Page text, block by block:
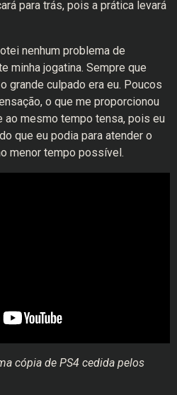
para trás, pois a prática levará
nenhum problema de
minha jogatina. Sempre que
grande culpado era eu. Poucos
o que me proporcionou
ao mesmo tempo tensa, pois eu
que eu podia para atender o
menor tempo possível.
cópia de PS4 cedida pelos